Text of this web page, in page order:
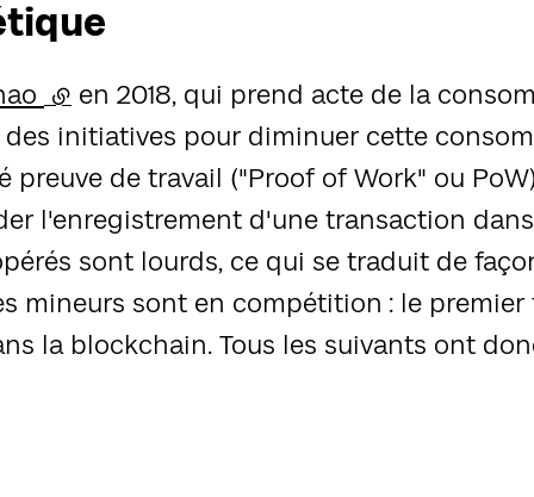
(lien externe)
en 2018, qui prend acte de la
initiatives pour diminuer cette
preuve de travail ("Proof of Work" ou
l'enregistrement d'une transaction
sont lourds, ce qui se traduit de
mineurs sont en compétition : le
la blockchain. Tous les suivants ont